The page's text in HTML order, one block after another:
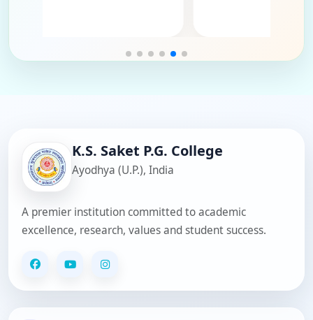
Smt. Seema Pandey - Clerk
K.S. Saket P.G. College
Ayodhya (U.P.), India
A premier institution committed to academic
excellence, research, values and student success.